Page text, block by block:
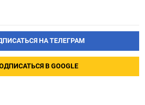
НА ТЕЛЕГРАМ
В GOOGLE